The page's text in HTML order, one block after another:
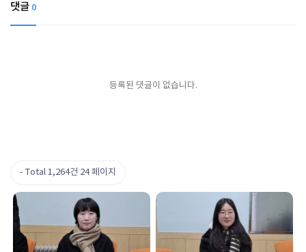
댓글 0
등록된 댓글이 없습니다.
Total 1,264건 24 페이지